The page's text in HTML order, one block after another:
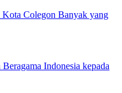
Colegon Banyak yang
Indonesia kepada